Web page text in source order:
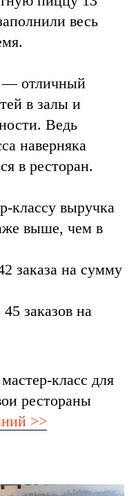
весь
— отличный
в залы и
Ведь
наверняка
в ресторан.
классу выручка
выше, чем в
заказа на сумму
заказов на
класс для
рестораны
>>